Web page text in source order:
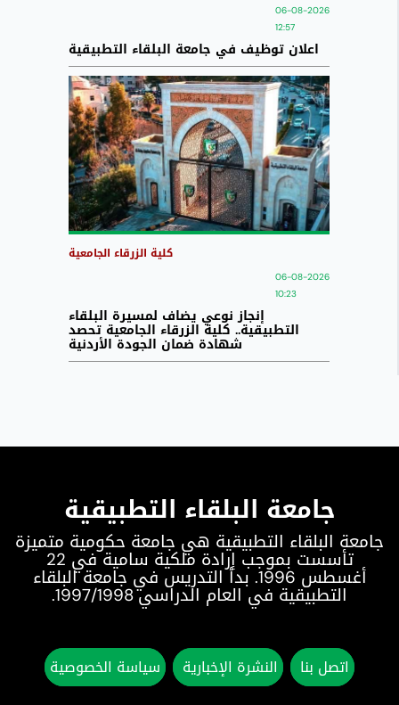
06-08-2026
12:57
اعلان توظيف في جامعة البلقاء التطبيقية
كلية الزرقاء الجامعية
06-08-2026
10:23
إنجاز نوعي يضاف لمسيرة البلقاء
التطبيقية.. كلية الزرقاء الجامعية تحصد
شهادة ضمان الجودة الأردنية
جامعة البلقاء التطبيقية
جامعة البلقاء التطبيقية هي جامعة حكومية متميزة
تأسست بموجب إرادة ملكية سامية في 22
أغسطس 1996. بدأ التدريس في جامعة البلقاء
التطبيقية في العام الدراسي 1997/1998.
اتصل بنا النشرة الإخبارية سياسة الخصوصية